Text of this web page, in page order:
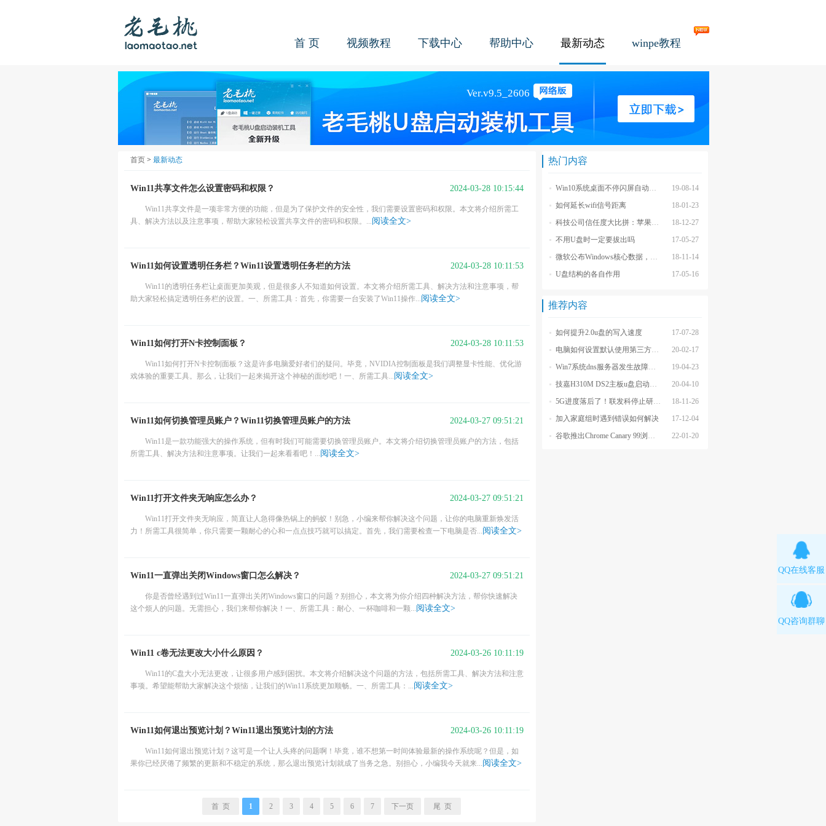
首 页 视频教程 下载中心 帮助中心 最新动态 winpe教程
首页 > 最新动态
2024-03-28 10:15:44
Win11共享文件怎么设置密码和权限？
Win11共享文件是一项非常方便的功能，但是为了保护文件的安全性，我们需要设置密码和权限。本文将介绍所需工
具、解决方法以及注意事项，帮助大家轻松设置共享文件的密码和权限。...阅读全文>
2024-03-28 10:11:53
Win11如何设置透明任务栏？Win11设置透明任务栏的方法
Win11的透明任务栏让桌面更加美观，但是很多人不知道如何设置。本文将介绍所需工具、解决方法和注意事项，帮
助大家轻松搞定透明任务栏的设置。一、所需工具：首先，你需要一台安装了Win11操作...阅读全文>
2024-03-28 10:11:53
Win11如何打开N卡控制面板？
Win11如何打开N卡控制面板？这是许多电脑爱好者们的疑问。毕竟，NVIDIA控制面板是我们调整显卡性能、优化游
戏体验的重要工具。那么，让我们一起来揭开这个神秘的面纱吧！一、所需工具...阅读全文>
2024-03-27 09:51:21
Win11如何切换管理员账户？Win11切换管理员账户的方法
Win11是一款功能强大的操作系统，但有时我们可能需要切换管理员账户。本文将介绍切换管理员账户的方法，包括
所需工具、解决方法和注意事项。让我们一起来看看吧！...阅读全文>
2024-03-27 09:51:21
Win11打开文件夹无响应怎么办？
Win11打开文件夹无响应，简直让人急得像热锅上的蚂蚁！别急，小编来帮你解决这个问题，让你的电脑重新焕发活
力！所需工具很简单，你只需要一颗耐心的心和一点点技巧就可以搞定。首先，我们需要检查一下电脑是否...阅读全文>
2024-03-27 09:51:21
Win11一直弹出关闭Windows窗口怎么解决？
你是否曾经遇到过Win11一直弹出关闭Windows窗口的问题？别担心，本文将为你介绍四种解决方法，帮你快速解决
这个烦人的问题。无需担心，我们来帮你解决！一、所需工具：耐心、一杯咖啡和一颗...阅读全文>
2024-03-26 10:11:19
Win11 c卷无法更改大小什么原因？
Win11的C盘大小无法更改，让很多用户感到困扰。本文将介绍解决这个问题的方法，包括所需工具、解决方法和注意
事项。希望能帮助大家解决这个烦恼，让我们的Win11系统更加顺畅。一、所需工具：...阅读全文>
2024-03-26 10:11:19
Win11如何退出预览计划？Win11退出预览计划的方法
Win11如何退出预览计划？这可是一个让人头疼的问题啊！毕竟，谁不想第一时间体验最新的操作系统呢？但是，如
果你已经厌倦了频繁的更新和不稳定的系统，那么退出预览计划就成了当务之急。别担心，小编我今天就来...阅读全文>
首 页 1 2 3 4 5 6 7 下一页 尾 页
热门内容
19-08-14
Win10系统桌面不停闪屏自动刷新的解决方法
18-01-23
如何延长wifi信号距离
18-12-27
科技公司信任度大比拼：苹果上榜最不受信任前茅
17-05-27
不用U盘时一定要拔出吗
18-11-14
微软公布Windows核心数据，应用数量iOS和安卓遥不可及
17-05-16
U盘结构的各自作用
推荐内容
17-07-28
如何提升2.0u盘的写入速度
20-02-17
电脑如何设置默认使用第三方浏览器?
19-04-23
Win7系统dns服务器发生故障的解决方法
20-04-10
技嘉H310M DS2主板u盘启动BIOS教程
18-11-26
5G进度落后了！联发科停止研发高端芯片，表示未来堪忧
17-12-04
加入家庭组时遇到错误如何解决
22-01-20
谷歌推出Chrome Canary 99浏览器，恢复删除默认搜索引擎
QQ在线客服
QQ咨询群聊